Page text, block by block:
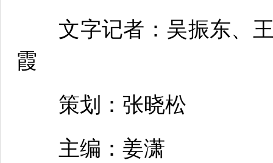
文字记者：吴振东、王
霞
策划：张晓松
主编：姜潇